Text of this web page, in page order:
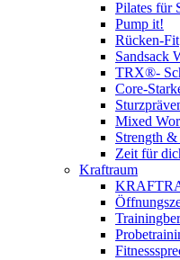
Pilates für
Pump it!
Rücken-Fit
Sandsack
TRX®-
Core-
Mixed
Strength
Zeit für
Kraftraum